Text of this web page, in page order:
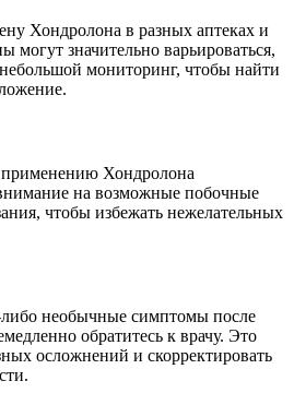
Хондролона в разных аптеках и
могут значительно варьироваться,
мониторинг, чтобы найти
Хондролона
на возможные побочные
чтобы избежать нежелательных
необычные симптомы после
обратитесь к врачу. Это
осложнений и скорректировать